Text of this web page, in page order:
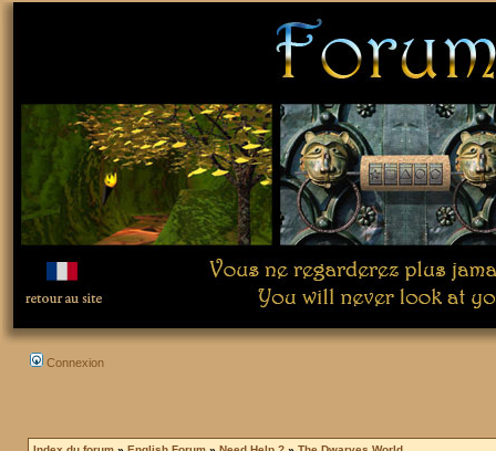
Connexion